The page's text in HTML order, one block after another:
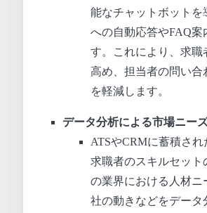
能なチャットボットを
への自動応答やFAQ案
す。これにより、求職
高め、担当者の問い合
を軽減します。
データ分析による市場ニー
ATSやCRMに蓄積され
求職者のスキルセット
の業界における人材ニ
社の動きなどをデータ